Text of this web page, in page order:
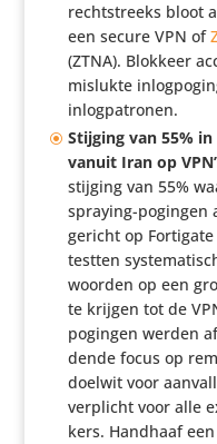
recht­streeks bloot
een secure VPN of
(ZTNA). Blokkeer
mislukte
inlogpatronen.
Stijging van 55%
vanuit Iran op
stijging van 55%
spraying-pogingen
gericht op
testten
woorden op een
te krijgen tot de
pogingen werden
dende focus op
doelwit voor
verplicht voor alle
kers. Handhaaf